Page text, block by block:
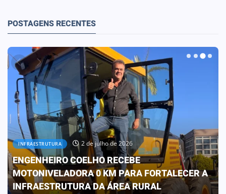
POSTAGENS RECENTES
OBRAS 30 de junho de 2026
PREFEITURA CONCLUI OBRA QUE
TRANSFORMA A REALIDADE DA ESCOLA ELIZA
FRANCO DE OLIVEIRA